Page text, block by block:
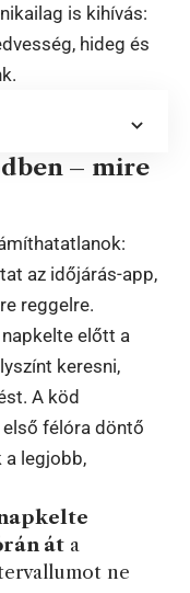
is kihívás:
hideg és
– mire
az időjárás-app,
reggelre.
előtt a
keresni,
A köd
félóra döntő
a legjobb,
áta
ne